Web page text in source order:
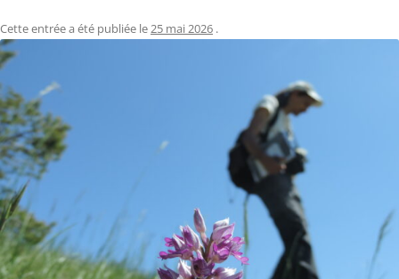
Cette entrée a été publiée le25 mai 2026 .